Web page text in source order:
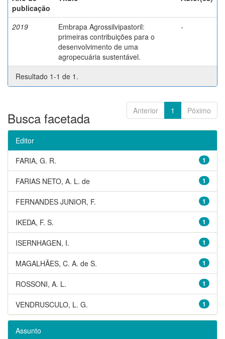
publicação
2019
Embrapa Agrossilvipastoril:
primeiras contribuições para o
desenvolvimento de uma
agropecuária sustentável.
-
Resultado 1-1 de 1.
Anterior 1 Póximo
Busca facetada
Editor
1
FARIA, G. R.
1
FARIAS NETO, A. L. de
1
FERNANDES JUNIOR, F.
1
IKEDA, F. S.
1
ISERNHAGEN, I.
1
MAGALHÃES, C. A. de S.
1
ROSSONI, A. L.
1
VENDRUSCULO, L. G.
Assunto